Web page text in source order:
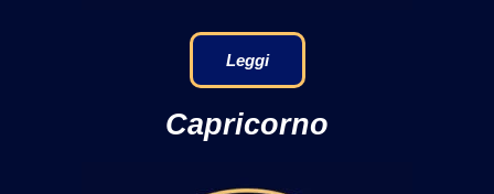
Leggi
Capricorno